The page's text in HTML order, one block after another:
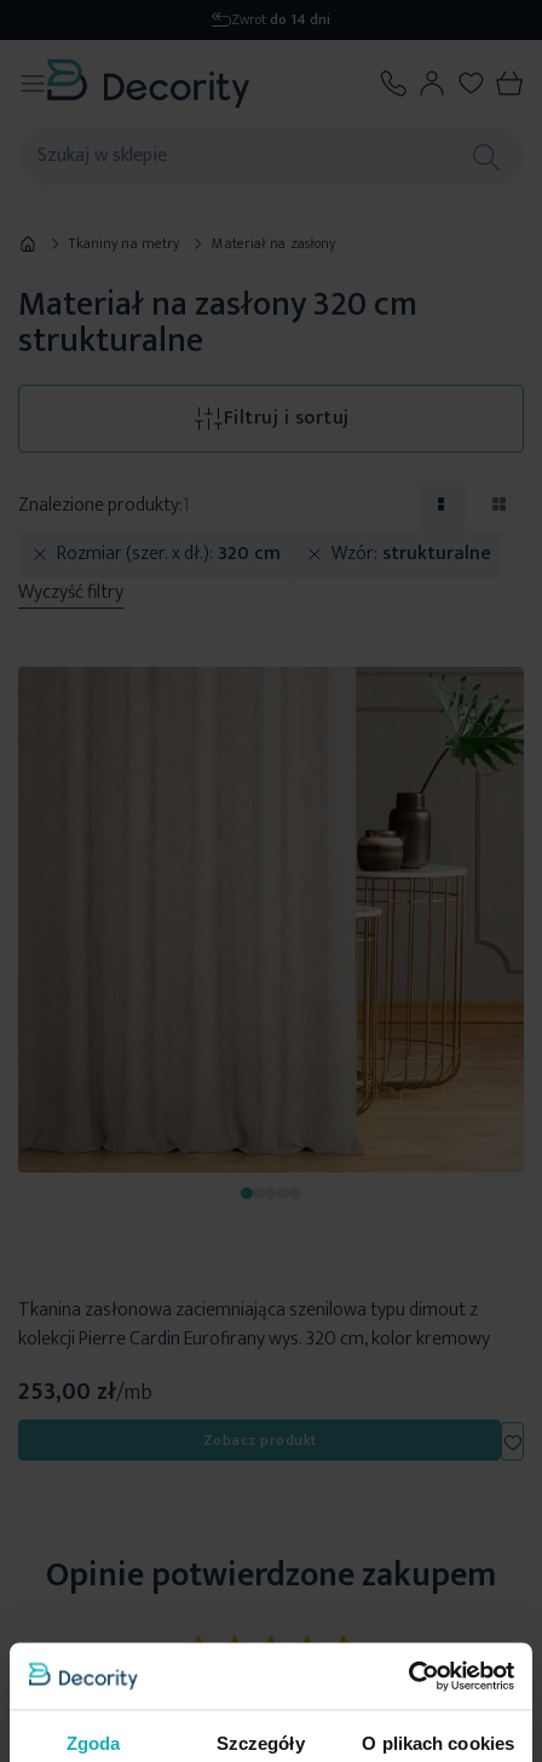
Zgoda Szczegóły O plikach cookies
Zwrot do 14 dni
Tkaniny na metry Materiał na zasłony
Materiał na zasłony 320 cm
strukturalne
Filtruj i sortuj
Znalezione produkty:1
Rozmiar (szer. x dł.) 320 cm Wzór strukturalne
Wyczyść filtry
Tkanina zasłonowa zaciemniająca szenilowa typu dimout z
kolekcji Pierre Cardin Eurofirany wys. 320 cm, kolor kremowy
253,00 zł/mb
Zobacz produkt
Opinie potwierdzone zakupem
Na podstawie 1226 opinii. Zobacz niektóre opinie tutaj.